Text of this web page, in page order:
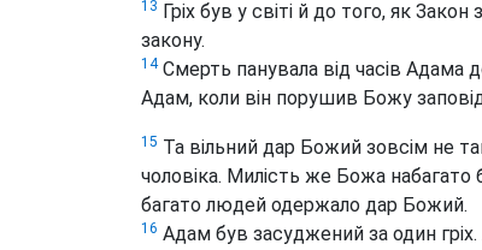
13 Гріх був у світі й до того, як
закону.
14Смерть панувала від часів Адама
Адам, коли він порушив Божу
15 Та вільний дар Божий зовсім не
чоловіка. Милість же Божа набагато
багато людей одержало дар Божий.
16 Адам був засуджений за один